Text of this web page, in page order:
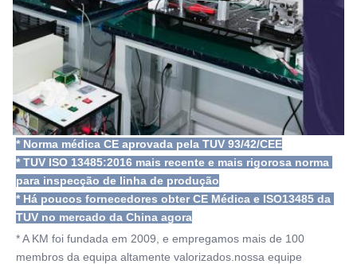
* Norma médica CE aprovada pela TUV 93/42/CEE
* TUV ISO 13485:2016 mais recente e mais rigorosa norma
para inspecção de linha de produção
* Há poucos fornecedores obter CE Médica e ISO13485 da
TUV no mercado da China agora
* A KM foi fundada em 2009, e empregamos mais de 100
membros da equipa altamente valorizados.nossa equipe